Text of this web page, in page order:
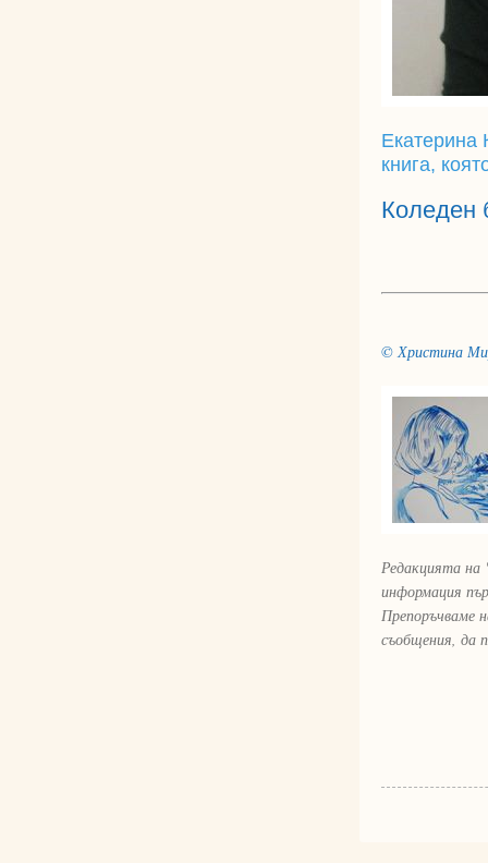
Екатерина
книга,
Коледен
© Христина
Редакцията на
информация
Препоръчваме
съобщения, да